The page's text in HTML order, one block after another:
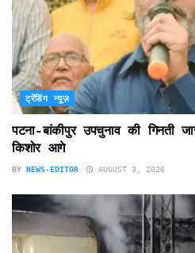
ट्रेंडिंग न्यूज़
पटना-बांकीपुर उपचुनाव की गिनती
किशोर आगे
BY NEWS-EDITOR AUGUST 3, 2026